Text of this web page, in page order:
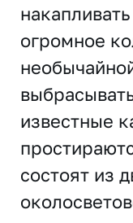
огромное
известные
состоят из